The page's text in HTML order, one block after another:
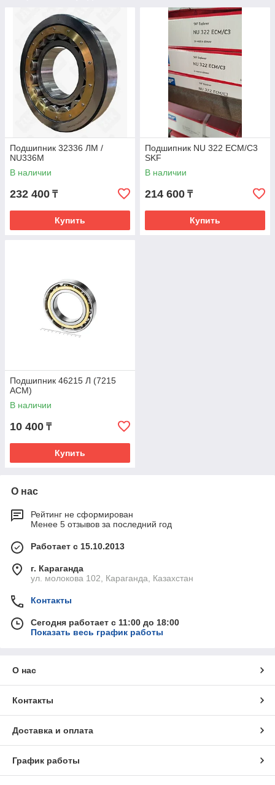
Подшипник 32336 ЛМ /
NU336M
В наличии
232 400 ₸
Купить
Подшипник NU 322 ECM/C3
SKF
В наличии
214 600 ₸
Купить
Подшипник 46215 Л (7215
ACM)
В наличии
10 400 ₸
Купить
О нас
Рейтинг не сформирован
Менее 5 отзывов за последний год
Работает с 15.10.2013
г. Караганда
ул. молокова 102, Караганда, Казахстан
Контакты
Сегодня работает с 11:00 до 18:00
Показать весь график работы
О нас
Контакты
Доставка и оплата
График работы